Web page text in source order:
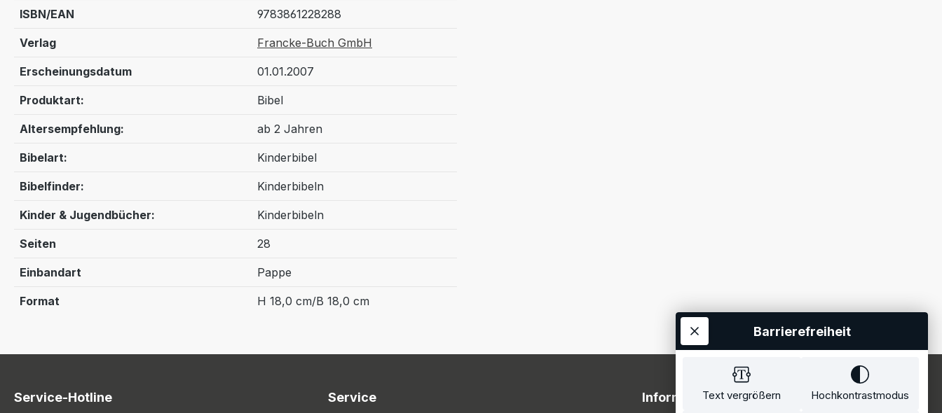
ISBN/EAN 9783861228288
Verlag Francke-Buch GmbH
Erscheinungsdatum 01.01.2007
Produktart: Bibel
Altersempfehlung: ab 2 Jahren
Bibelart: Kinderbibel
Bibelfinder: Kinderbibeln
Kinder & Jugendbücher: Kinderbibeln
Seiten 28
Einbandart Pappe
Format H 18,0 cm/B 18,0 cm
Service-Hotline Service InformationText vergrößern Hochkontrastmodus
Barrierefreiheit